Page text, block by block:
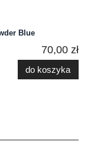
Blue
70,00 zł
do koszyka